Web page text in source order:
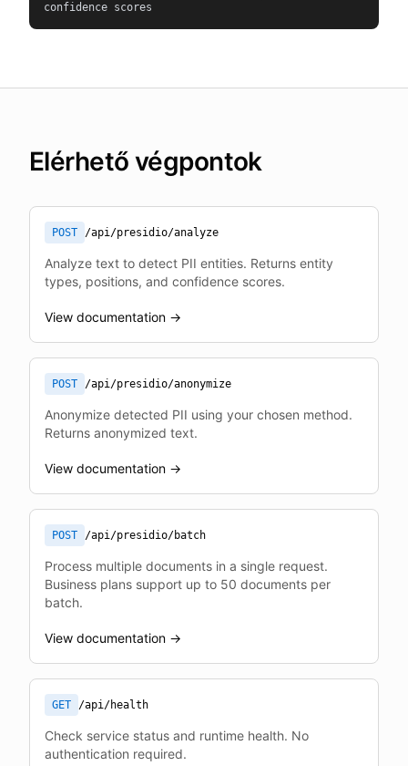
confidence scores
Elérhető végpontok
POST /api/presidio/analyze
Analyze text to detect PII entities. Returns entity
types, positions, and confidence scores.
View documentation →
POST /api/presidio/anonymize
Anonymize detected PII using your chosen method.
Returns anonymized text.
View documentation →
POST /api/presidio/batch
Process multiple documents in a single request.
Business plans support up to 50 documents per
batch.
View documentation →
GET /api/health
Check service status and runtime health. No
authentication required.